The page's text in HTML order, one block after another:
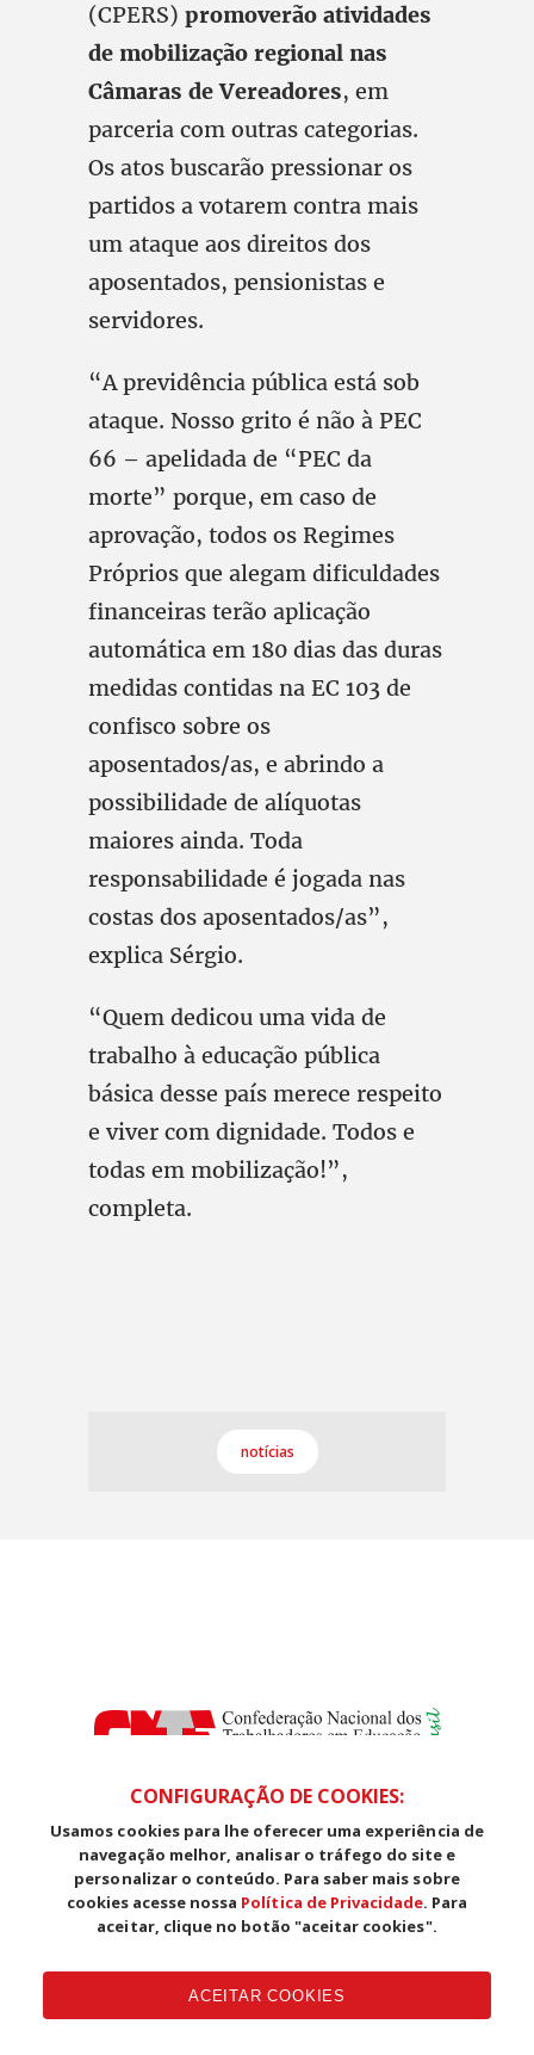
(CPERS) promoverão atividades
de mobilização regional nas
Câmaras de Vereadores, em
parceria com outras categorias.
Os atos buscarão pressionar os
partidos a votarem contra mais
um ataque aos direitos dos
aposentados, pensionistas e
servidores.
“A previdência pública está sob
ataque. Nosso grito é não à PEC
66 – apelidada de “PEC da
morte” porque, em caso de
aprovação, todos os Regimes
Próprios que alegam dificuldades
financeiras terão aplicação
automática em 180 dias das duras
medidas contidas na EC 103 de
confisco sobre os
aposentados/as, e abrindo a
possibilidade de alíquotas
maiores ainda. Toda
responsabilidade é jogada nas
costas dos aposentados/as”,
explica Sérgio.
“Quem dedicou uma vida de
trabalho à educação pública
básica desse país merece respeito
e viver com dignidade. Todos e
todas em mobilização!”,
completa.
notícias
SDS, Edifício Venâncio III, Salas 101/106
CEP: 70393-902 - Brasília - DF
Telefone (61) 3225-1003 - E-mail cnte@cnte.org.br
Trabalhadores(as) na Base
CONFIGURAÇÃO DE COOKIES:
Usamos cookies para lhe oferecer uma experiência de
navegação melhor, analisar o tráfego do site e
personalizar o conteúdo. Para saber mais sobre
cookies acesse nossa Política de Privacidade. Para
aceitar, clique no botão "aceitar cookies".
ACEITAR COOKIES